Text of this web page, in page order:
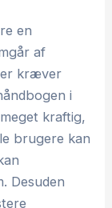
en
af
kræver
i
kraftig,
brugere kan
Desuden